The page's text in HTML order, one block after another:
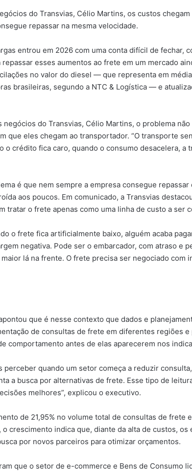
do Transvias, Célio Martins, os custos
repassar na mesma velocidade.
entrou em 2026 com uma conta difícil de fechar,
esses aumentos ao frete em um mercado
no valor do diesel — que representa em
brasileiras, segundo a NTC & Logística — e
do Transvias, Célio Martins, o problema não
que eles chegam ao transportador. “O transporte
o crédito fica caro, quando o consumo desacelera, a
é que nem sempre a empresa consegue repassar
aos poucos. Em comunicado, a Transvias
tratar o frete apenas como uma linha de custo a ser
o frete fica artificialmente baixo, alguém acaba
negativa. Pode ser o embarcador, com atraso e
lá na frente. O frete precisa ser negociado com
que é nesse contexto que dados e
de consultas de frete em diferentes regiões
comportamento antes de elas aparecerem nos
perceber quando um setor começa a reduzir
a busca por alternativas de frete. Esse tipo de
melhores”, explicou o executivo.
de 21,95% no volume total de consultas de frete
crescimento indica que, diante da alta de custos, os
por novos parceiros para otimizar orçamentos.
que o setor de e-commerce e Bens de Consumo